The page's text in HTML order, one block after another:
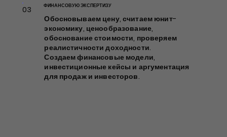
инвесторами на языке
аргументов, цифр и логики.
БРЕНДИНГ И ВИЗУАЛЬНЫЙ ЯЗЫК
01
Позиционирование,
маркетинговая стратегия,
исследования и аудит рынка,
медиапланирование и
коммуникационная архитектура
- система смыслов, сообщений и
03 ФИНАНСОВУЮ ЭКСПЕРТИЗУ
Обосновываем цену, считаем юнит-
экономику, ценообразование,
обоснование стоимости, проверяем
реалистичности доходности.
Создаем финансовые модели,
инвестиционные кейсы и аргументация
для продаж и инвесторов.